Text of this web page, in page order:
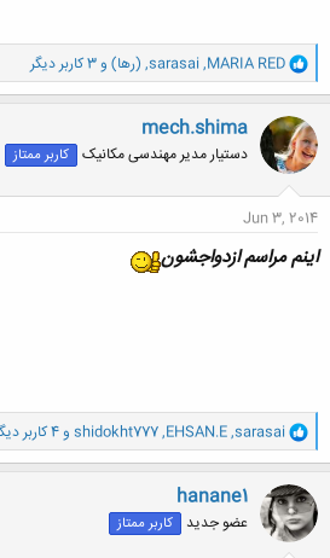
و
ا
ک
ن
ش
ه
ا
MARIA RED
,
sarasai
, (رها) و 3 کاربر دیگر
mech.shima
دستیار مدیر مهندسی مکانیک کاربر ممتاز
Jun 3, 2014
اینم مراسم ازدواجشون
و
ا
ک
ن
ش
ه
ا
sarasai
,
EHSAN.E
,
shidokht777 و 4 کاربر دیگر
hanane1
عضو جدید کاربر ممتاز